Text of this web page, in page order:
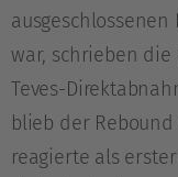
war, schrieben
Teves-
blieb der
reagierte als